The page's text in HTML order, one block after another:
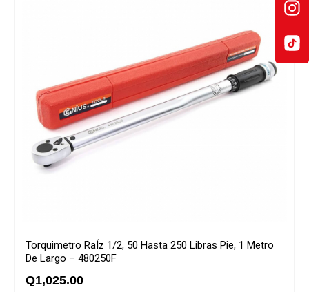
Torquimetro RaÍz 1/2, 50 Hasta 250 Libras Pie, 1 Metro
De Largo – 480250F
Q1,025.00